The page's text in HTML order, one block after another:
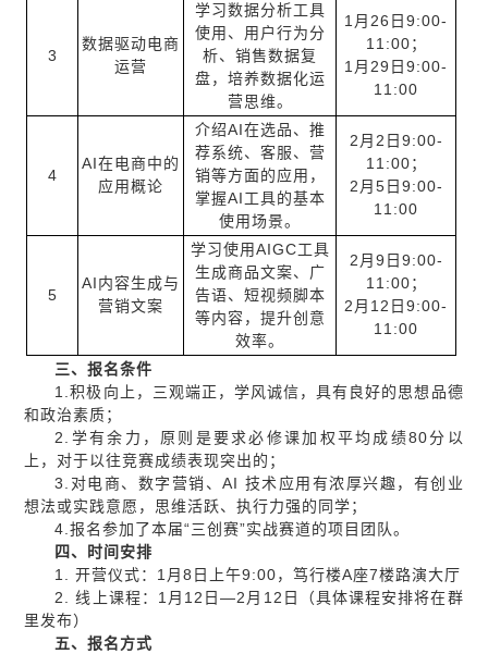
3
数据驱动电商
运营
学习数据分析工具
使用、用户行为分
析、销售数据复
盘，培养数据化运
营思维。
1月26日9:00-
11:00；
1月29日9:00-
11:00
4
AI在电商中的
应用概论
介绍AI在选品、推
荐系统、客服、营
销等方面的应用，
掌握AI工具的基本
使用场景。
2月2日9:00-
11:00；
2月5日9:00-
11:00
5
AI内容生成与
营销文案
学习使用AIGC工具
生成商品文案、广
告语、短视频脚本
等内容，提升创意
效率。
2月9日9:00-
11:00；
2月12日9:00-
11:00
三、报名条件
1.积极向上，三观端正，学风诚信，具有良好的思想品德
和政治素质；
2.学有余力，原则是要求必修课加权平均成绩80分以
上，对于以往竞赛成绩表现突出的；
3.对电商、数字营销、AI 技术应用有浓厚兴趣，有创业
想法或实践意愿，思维活跃、执行力强的同学；
4.报名参加了本届“三创赛”实战赛道的项目团队。
四、
时间安排
1. 开营仪式：1月8日上午9:00，笃行楼A座7楼路演大厅
2. 线上课程：1月12日—2月12日（具体课程安排将在群
里发布）
五、报名方式